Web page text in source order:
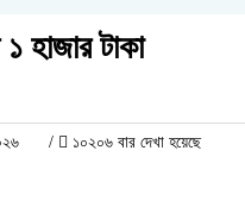
হাজার টাকা
/ ১০২০৬ বার দেখা হয়েছে